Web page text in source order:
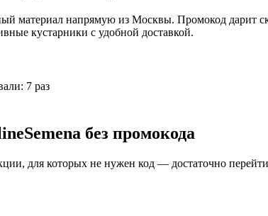
материал напрямую из Москвы. Промокод дарит
кустарники с удобной доставкой.
7 раз
без промокода
для которых не нужен код — достаточно